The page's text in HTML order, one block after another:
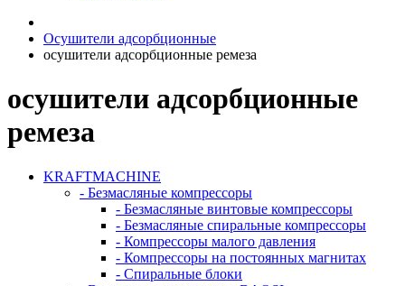
Осушители адсорбционные
осушители адсорбционные ремеза
осушители адсорбционные
ремеза
KRAFTMACHINE
- Безмасляные компрессоры
- Безмасляные винтовые компрессоры
- Безмасляные спиральные компрессоры
- Компрессоры малого давления
- Компрессоры на постоянных магнитах
- Спиральные блоки